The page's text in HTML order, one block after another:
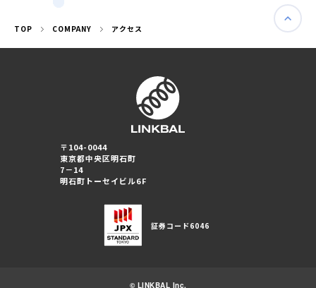
TOP COMPANY アクセス
〒104-0044
東京都中央区明石町
7－14
明石町トーセイビル6F
証券コード6046
© LINKBAL Inc.